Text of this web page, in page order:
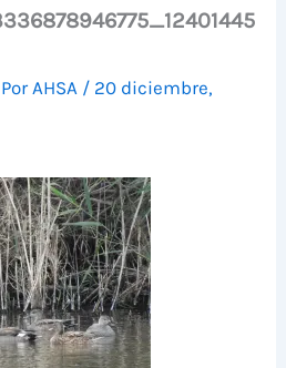
AHSA / 20 diciembre,